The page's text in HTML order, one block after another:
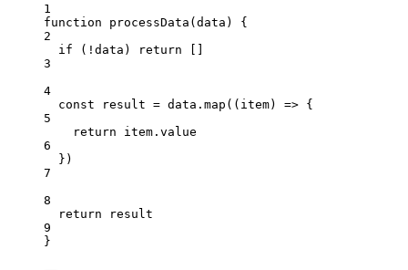
1
function
processData (data ) {
2
if ( ! data ) return []
3
4
const
result = data . map (( item) => {
5
return
item . value
6
})
7
8
return
result
9
}